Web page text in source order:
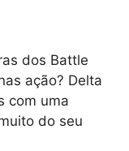
dos Battle
ação? Delta
com uma
do seu